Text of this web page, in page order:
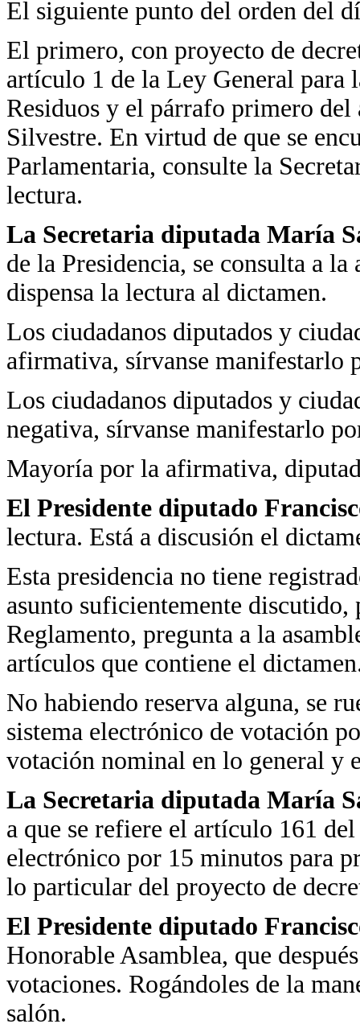
El siguiente punto del orden del
El primero, con proyecto de
artículo 1 de la Ley General para
Residuos y el párrafo primero
Silvestre. En virtud de que se
Parlamentaria, consulte la
lectura.
La Secretaria diputada María
de la Presidencia, se consulta a
dispensa la lectura al dictamen.
Los ciudadanos diputados y
afirmativa, sírvanse manifestarlo
Los ciudadanos diputados y
negativa, sírvanse manifestarlo
Mayoría por la afirmativa,
El Presidente diputado
lectura. Está a discusión el
Esta presidencia no tiene
asunto suficientemente
Reglamento, pregunta a la
artículos que contiene el
No habiendo reserva alguna, se
sistema electrónico de votación
votación nominal en lo general y
La Secretaria diputada María
a que se refiere el artículo 161
electrónico por 15 minutos para
lo particular del proyecto de
El Presidente diputado
Honorable Asamblea, que
votaciones. Rogándoles de la
salón.